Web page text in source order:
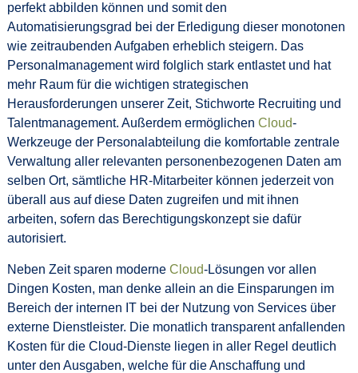
perfekt abbilden können und somit den
Automatisierungsgrad bei der Erledigung dieser monotonen
wie zeitraubenden Aufgaben erheblich steigern. Das
Personalmanagement wird folglich stark entlastet und hat
mehr Raum für die wichtigen strategischen
Herausforderungen unserer Zeit, Stichworte Recruiting und
Talentmanagement. Außerdem ermöglichen Cloud-
Werkzeuge der Personalabteilung die komfortable zentrale
Verwaltung aller relevanten personenbezogenen Daten am
selben Ort, sämtliche HR-Mitarbeiter können jederzeit von
überall aus auf diese Daten zugreifen und mit ihnen
arbeiten, sofern das Berechtigungskonzept sie dafür
autorisiert.
Neben Zeit sparen moderne Cloud-Lösungen vor allen
Dingen Kosten, man denke allein an die Einsparungen im
Bereich der internen IT bei der Nutzung von Services über
externe Dienstleister. Die monatlich transparent anfallenden
Kosten für die Cloud-Dienste liegen in aller Regel deutlich
unter den Ausgaben, welche für die Anschaffung und